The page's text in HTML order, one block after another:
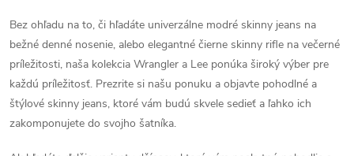
d
a
c
i
á
n
k
o
v
a
Bez ohľadu na to, či hľadáte univerzálne modré skinny jeans na
bežné denné nosenie, alebo elegantné čierne skinny rifle na večerné
príležitosti, naša kolekcia Wrangler a Lee ponúka široký výber pre
každú príležitosť. Prezrite si našu ponuku a objavte pohodlné a
štýlové skinny jeans, ktoré vám budú skvele sedieť a ľahko ich
zakomponujete do svojho šatníka.